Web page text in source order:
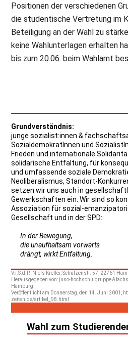
Positionen der verschiedenen
die studentische Vertretung im
Beteiligung an der Wahl zu
keine Wahlunterlagen erhalten
bis zum 20.06. beim Wahlamt
Grundverständnis:
junge sozialist:innen &
SozialdemokratInnen und
Frieden und internationale
solidarische Entfaltung, für
und umfassende soziale
Neoliberalismus, Standort-
setzen wir uns auch in
Gewerkschaften ein. Wir sind so
Assoziation für sozial-
Gesellschaft und in der SPD:
In der Bewegung,
die unaufhaltsam vorwärts
drängt, wirkt Entfaltung.
V.i.S.d.P.: Niels Kreller, Schützenstr. 57, 22761
Herausgegeben von: juso-hochschulgruppe &
Hamburg.
Veröffentlicht am Donnerstag, den 14. Juni 2001,
zeiten.de/artikel_98.html
Wahl zum